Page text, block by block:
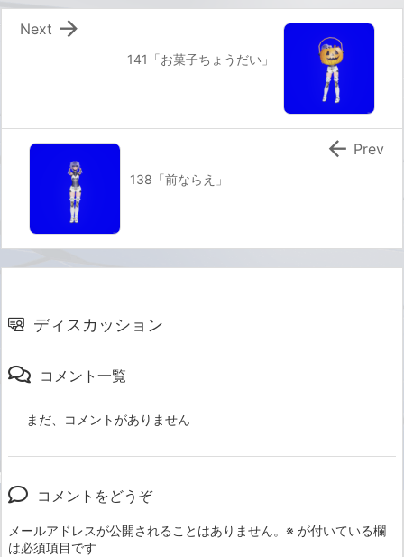
141「お菓子ちょうだい」

Next
138「前ならえ」
 Prev
ディスカッション
コメント一覧
まだ、コメントがありません
コメントをどうぞ
メールアドレスが公開されることはありません。 ※ が付いている欄
は必須項目です